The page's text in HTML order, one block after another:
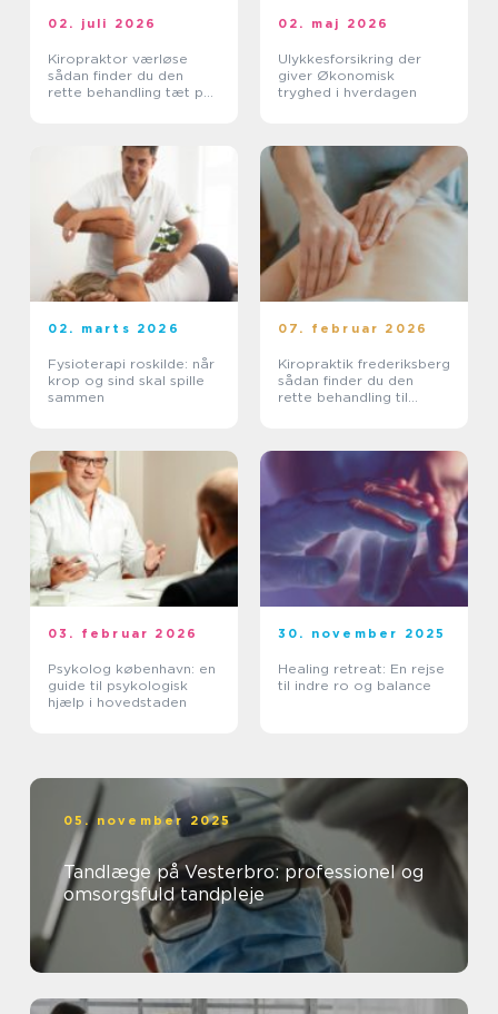
02. juli 2026
Kiropraktor værløse
sådan finder du den
rette behandling tæt på
02. maj 2026
Ulykkesforsikring der
giver Økonomisk
tryghed i hverdagen
02. marts 2026
Fysioterapi roskilde: når
krop og sind skal spille
sammen
07. februar 2026
Kiropraktik frederiksberg
sådan finder du den
rette behandling til
03. februar 2026
Psykolog københavn: en
guide til psykologisk
hjælp i hovedstaden
30. november 2025
Healing retreat: En rejse
til indre ro og balance
05. november 2025
Tandlæge på Vesterbro: professionel og
omsorgsfuld tandpleje